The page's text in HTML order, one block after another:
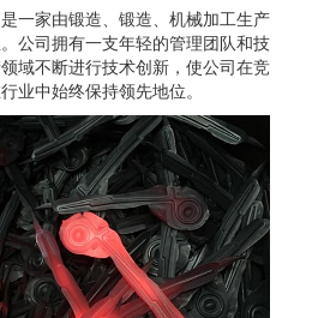
一家由锻造、锻造、机械加工生产
公司拥有一支年轻的管理团队和技
域不断进行技术创新，使公司在竞
业中始终保持领先地位。